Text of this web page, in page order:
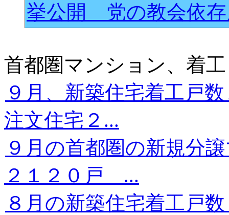
挙公開 党の教会依
首都圏マンション、着
９月、新築住宅着工戸
注文住宅２...
９月の首都圏の新規分
２１２０戸 ...
８月の新築住宅着工戸